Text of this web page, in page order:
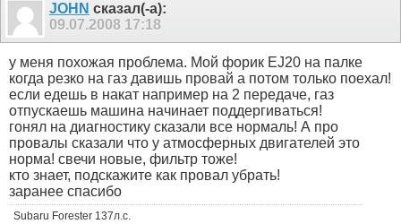
JOHN сказал(-а):
09.07.2008 17:18
у меня похожая проблема. Мой форик EJ20 на палке
когда резко на газ давишь провай а потом только поехал!
если едешь в накат например на 2 передаче, газ
отпускаешь машина начинает поддергиваться!
гонял на диагностику сказали все нормаль! А про
провалы сказали что у атмосферных двигателей это
норма! свечи новые, фильтр тоже!
кто знает, подскажите как провал убрать!
заранее спасибо
Subaru Forester 137л.с.